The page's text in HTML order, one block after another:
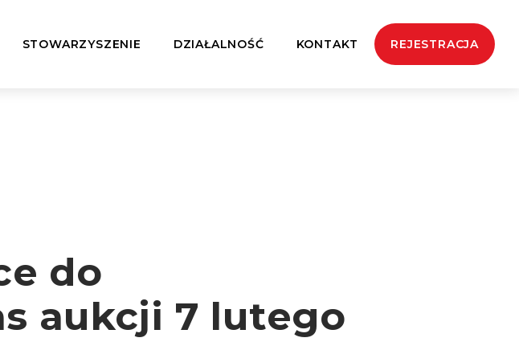
STOWARZYSZENIE DZIAŁALNOŚĆ KONTAKT REJESTRACJA
do
aukcji 7 lutego